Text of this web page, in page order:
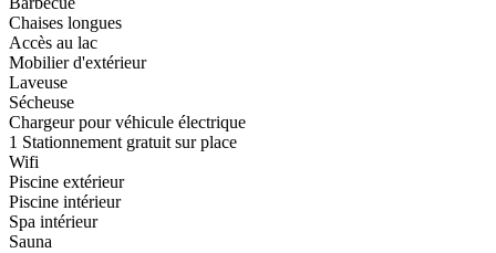
Chaises longues
Accès au lac
Mobilier d'extérieur
Laveuse
Sécheuse
Chargeur pour véhicule électrique
1 Stationnement gratuit sur place
Wifi
Piscine extérieur
Piscine intérieur
Spa intérieur
Sauna